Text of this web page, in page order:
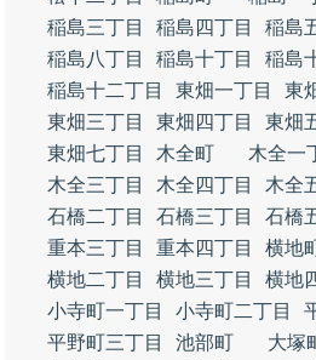
稲島三丁目
稲島四丁目 稲島
稲島八丁目
稲島十丁目
稲島
稲島十二丁目
東畑一丁目
東
東畑三丁目
東畑四丁目 東畑
東畑七丁目
木全町 木全一
木全三丁目
木全四丁目 木全
石橋二丁目
石橋三丁目 石橋
重本三丁目
重本四丁目 横地
横地二丁目
横地三丁目 横地
小寺町一丁目
小寺町二丁目
平野町三丁目
池部町 大塚